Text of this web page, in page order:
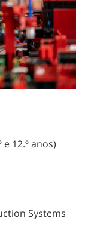
12.º anos)
Systems